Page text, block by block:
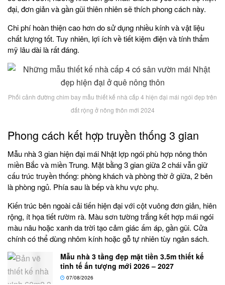
đại, đơn giản và gần gũi thiên nhiên sẽ thích phong cách này.
Chi phí hoàn thiện cao hơn do sử dụng nhiều kính và vật liệu
chất lượng tốt. Tuy nhiên, lợi ích về tiết kiệm điện và tính thẩm
mỹ lâu dài là rất đáng.
Phối cảnh đường chim bay mẫu thiết kế nhà cấp 4 hiện đại mái ngói đẹp trên
đất rộng ở nông thôn mới 2024
Phong cách kết hợp truyền thống 3 gian
Mẫu nhà 3 gian hiện đại mái Nhật lợp ngói phù hợp nông thôn
miền Bắc và miền Trung. Mặt bằng 3 gian giữa 2 chái vẫn giữ
cấu trúc truyền thống: phòng khách và phòng thờ ở giữa, 2 bên
là phòng ngủ. Phía sau là bếp và khu vực phụ.
Kiến trúc bên ngoài cải tiến hiện đại với cột vuông đơn giản, hiên
rộng, ít họa tiết rườm rà. Màu sơn tường trắng kết hợp mái ngói
màu nâu hoặc xanh da trời tạo cảm giác ấm áp, gần gũi. Cửa
chính có thể dùng nhôm kính hoặc gỗ tự nhiên tùy ngân sách.
Mẫu nhà 3 tầng đẹp mặt tiền 3.5m thiết kế
tinh tế ấn tượng mới 2026 – 2027
07/08/2026